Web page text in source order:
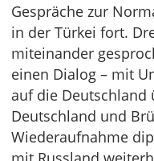
Gespräche zur
in der Türkei fort.
miteinander
einen Dialog – mit
auf die
Deutschland und
Wiederaufnahme